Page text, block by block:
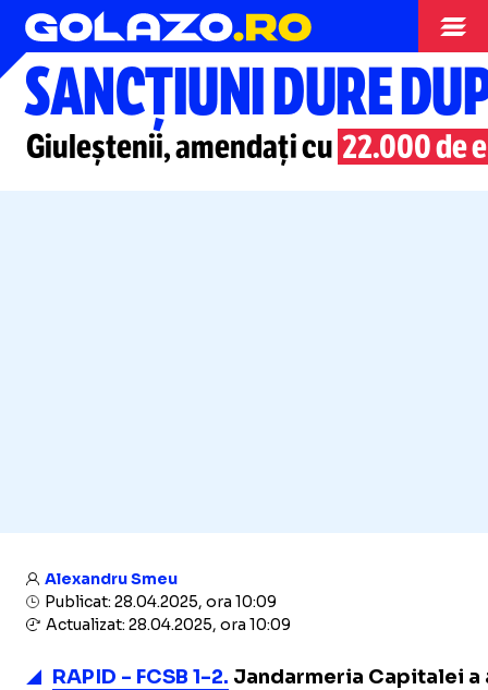
Superliga
SANCȚIUNI DURE
Giuleștenii, amendați cu 22.000 de
Alexandru Smeu
Publicat: 28.04.2025, ora 10:09
Actualizat: 28.04.2025, ora 10:09
RAPID - FCSB 1-2. Jandarmeria Capitalei a